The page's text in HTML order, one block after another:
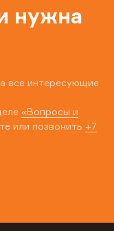
нужна
все интересующие
«Вопросы и
или позвонить +7